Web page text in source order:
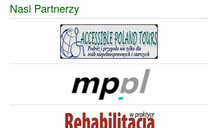
Nasi Partnerzy